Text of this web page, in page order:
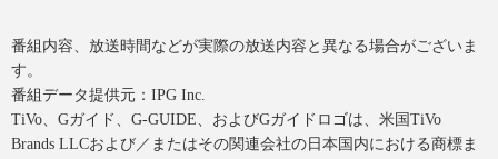
番組内容、放送時間などが実際の放送内容と異なる場合がございま
す。
番組データ提供元：IPG Inc.
TiVo、Gガイド、G-GUIDE、およびGガイドロゴは、米国TiVo
Brands LLCおよび／またはその関連会社の日本国内における商標ま